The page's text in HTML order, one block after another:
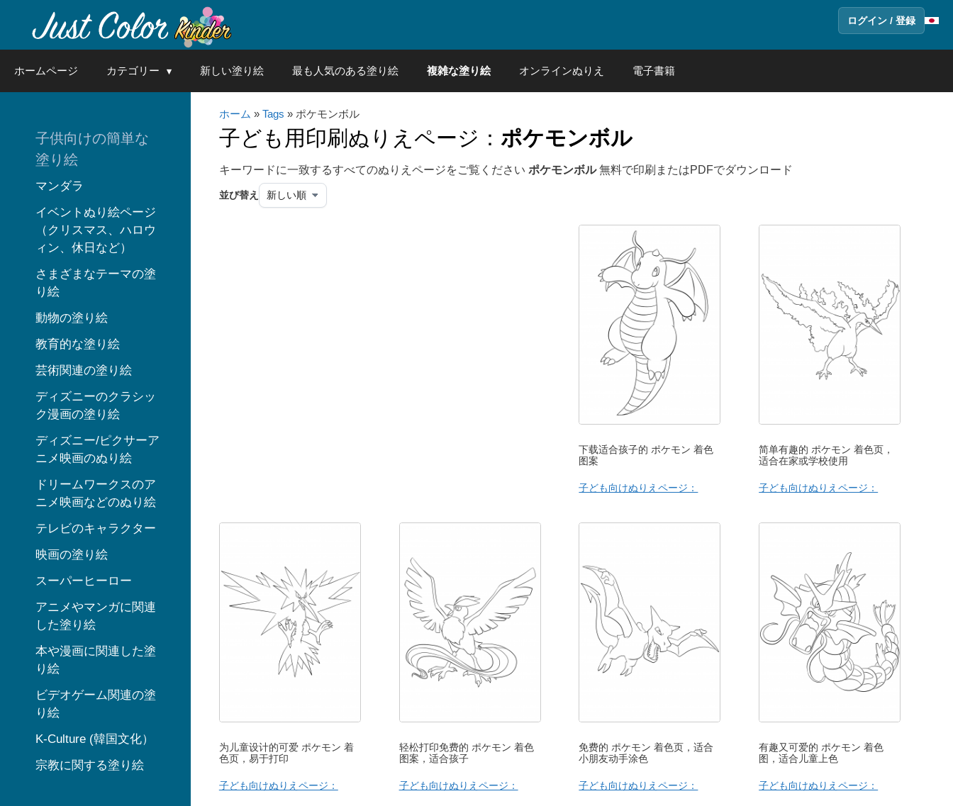
content
ログイン / 登録
ホームページ カテゴリー 新しい塗り絵 最も人気のある塗り絵 複雑な塗り絵 オンラインぬりえ 電子書籍
ホーム » Tags » ポケモンボル
子ども用印刷ぬりえページ： ポケモンボル
キーワードに一致するすべてのぬりえページをご覧ください ポケモンボル無料で印刷またはPDFでダウンロード
並び替え
下载适合孩子的 ポケモン 着色
图案
子ども向けぬりえページ：
简单有趣的 ポケモン 着色页，
适合在家或学校使用
子ども向けぬりえページ：
为儿童设计的可爱 ポケモン 着
色页，易于打印
子ども向けぬりえページ：
轻松打印免费的 ポケモン 着色
图案，适合孩子
子ども向けぬりえページ：
免费的 ポケモン 着色页，适合
小朋友动手涂色
子ども向けぬりえページ：
有趣又可爱的 ポケモン 着色
图，适合儿童上色
子ども向けぬりえページ：
子供向けの簡単な
塗り絵
マンダラ
イベントぬり絵ページ
（クリスマス、ハロウ
ィン、休日など）
さまざまなテーマの塗
り絵
動物の塗り絵
教育的な塗り絵
芸術関連の塗り絵
ディズニーのクラシッ
ク漫画の塗り絵
ディズニー/ピクサーア
ニメ映画のぬり絵
ドリームワークスのア
ニメ映画などのぬり絵
テレビのキャラクター
映画の塗り絵
スーパーヒーロー
アニメやマンガに関連
した塗り絵
本や漫画に関連した塗
り絵
ビデオゲーム関連の塗
り絵
K-Culture (韓国文化）
宗教に関する塗り絵